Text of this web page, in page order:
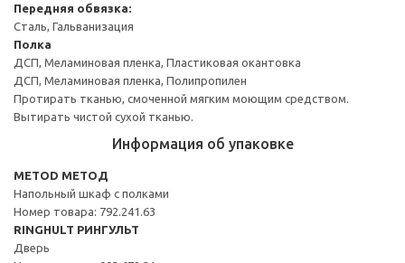
Передняя обвязка:
Сталь, Гальванизация
Полка
ДСП, Меламиновая пленка, Пластиковая окантовка
ДСП, Меламиновая пленка, Полипропилен
Протирать тканью, смоченной мягким моющим средством.
Вытирать чистой сухой тканью.
Информация об упаковке
METOD МЕТОД
Напольный шкаф с полками
Номер товара: 792.241.63
RINGHULT РИНГУЛЬТ
Дверь